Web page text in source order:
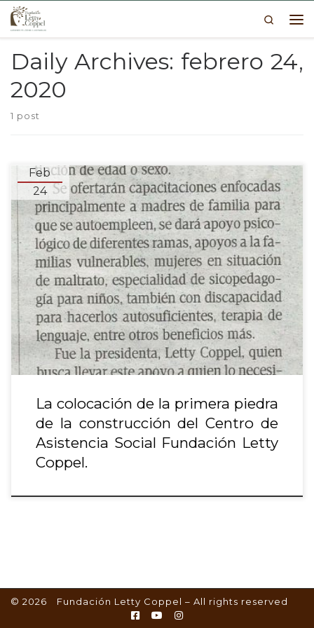
Skip to content
Search
Daily Archives: febrero 24,
2020
1 post
Feb
24
La colocación de la primera piedra
de la construcción del Centro de
Asistencia Social Fundación Letty
Coppel.
© 2026 Fundación Letty Coppel – All rights reserved